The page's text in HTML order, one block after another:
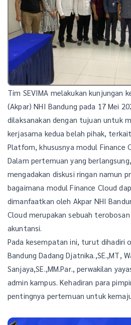
Tim SEVIMA melakukan kunjungan
(Akpar) NHI Bandung pada 17 Mei
dilaksanakan dengan tujuan untuk
kerjasama kedua belah pihak,
Platfom, khususnya modul Finance
Dalam pertemuan yang
mengadakan diskusi ringan namun
bagaimana modul Finance Cloud
dimanfaatkan oleh Akpar NHI
Cloud merupakan sebuah
akuntansi.
Pada kesempatan ini, turut dihadiri
Bandung Dadang Djatnika.,SE.,MT,
Sanjaya,SE.,MM.Par., perwakilan
admin kampus. Kehadiran para
pentingnya pertemuan untuk